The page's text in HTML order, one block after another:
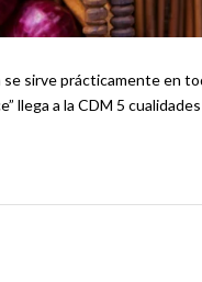
prácticamente en todo el
exposición “Da Vinci Experience” llega a la CDM 5